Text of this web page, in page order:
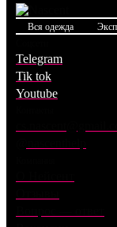
Вся одежда
Telegram
Tik tok
Youtube